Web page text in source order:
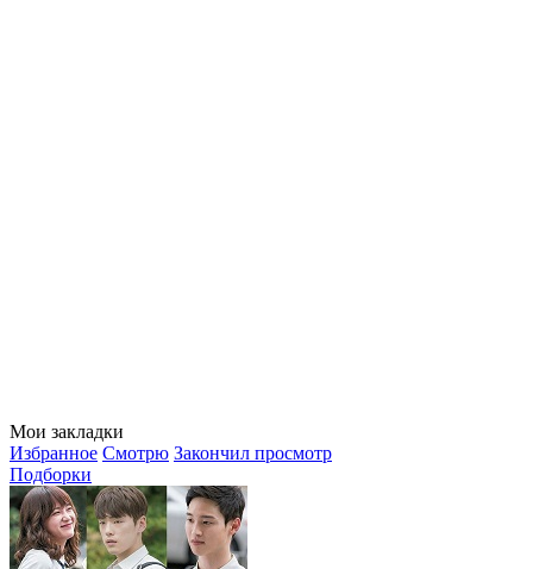
Мои закладки
Избранное Смотрю Закончил просмотр
Подборки